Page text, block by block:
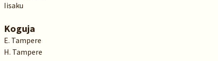
Iisaku
Koguja
E. Tampere
H. Tampere